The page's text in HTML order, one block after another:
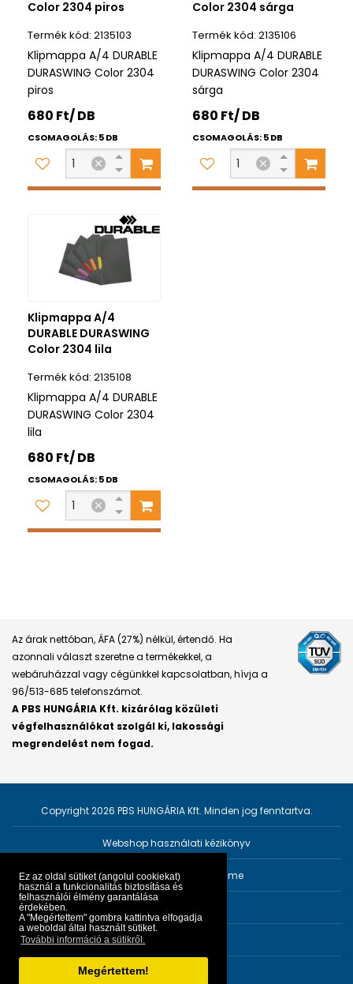
Ez az oldal sütiket (angolul cookiekat)
használ a funkcionalitás biztosítása és
felhasználói élmény garantálása
érdekében.
A "Megértettem" gombra kattintva elfogadja
a weboldal által használt sütiket.
További információ a sütikről.
Megértettem!
Color 2304 piros
2135103
Klipmappa A/4 DURABLE
DURASWING Color 2304
piros
680 Ft/ DB
CSOMAGOLÁS: 5 DB
Color 2304 sárga
2135106
Klipmappa A/4 DURABLE
DURASWING Color 2304
sárga
680 Ft/ DB
CSOMAGOLÁS: 5 DB
Klipmappa A/4
DURABLE DURASWING
Color 2304 lila
2135108
Klipmappa A/4 DURABLE
DURASWING Color 2304
lila
680 Ft/ DB
CSOMAGOLÁS: 5 DB
Az árak nettóban, ÁFA (27%) nélkül, értendő. Ha
azonnali választ szeretne a termékekkel, a
webáruházzal vagy cégünkkel kapcsolatban, hívja a
96/513-685 telefonszámot.
A PBS HUNGÁRIA Kft. kizárólag közületi
végfelhasználókat szolgál ki, lakossági
megrendelést nem fogad.
Copyright 2026 PBS HUNGÁRIA Kft. Minden jog fenntartva.
Webshop használati kézikönyv
Személyes adatok védelme
Fejlesztő: